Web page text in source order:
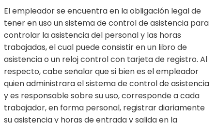
El empleador se encuentra en la obligación legal de
tener en uso un sistema de control de asistencia para
controlar la asistencia del personal y las horas
trabajadas, el cual puede consistir en un libro de
asistencia o un reloj control con tarjeta de registro. Al
respecto, cabe señalar que si bien es el empleador
quien administrara el sistema de control de asistencia
y es responsable sobre su uso, corresponde a cada
trabajador, en forma personal, registrar diariamente
su asistencia y horas de entrada y salida en la